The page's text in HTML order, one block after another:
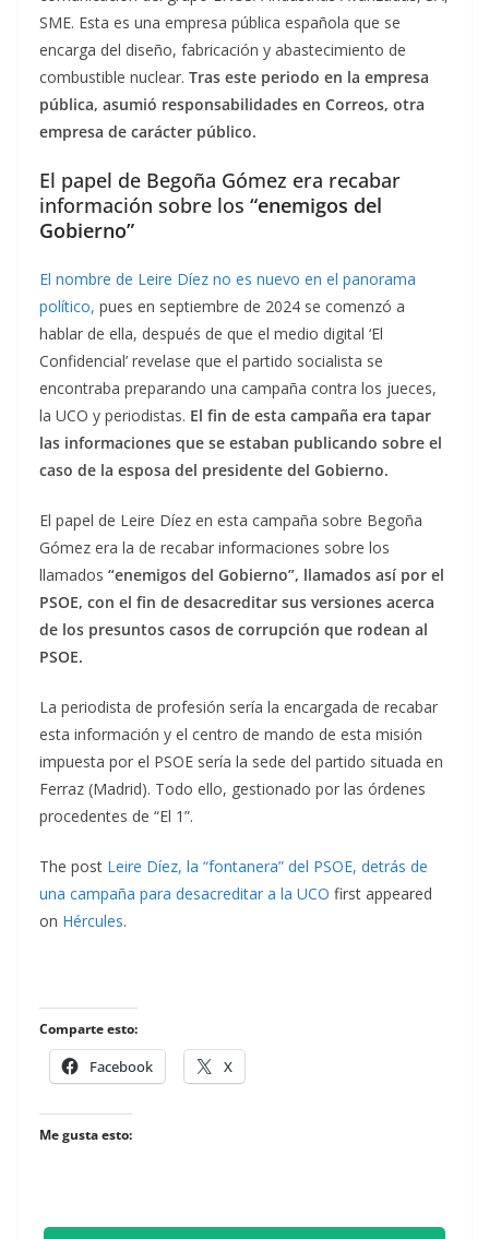
SME. Esta es una empresa pública española que se
encarga del diseño, fabricación y abastecimiento de
combustible nuclear. Tras este periodo en la empresa
pública, asumió responsabilidades en Correos, otra
empresa de carácter público.
El papel de Begoña Gómez era recabar
información sobre los “enemigos del
Gobierno”
El nombre de Leire Díez no es nuevo en el panorama
político, pues en septiembre de 2024 se comenzó a
hablar de ella, después de que el medio digital ‘El
Confidencial’ revelase que el partido socialista se
encontraba preparando una campaña contra los jueces,
la UCO y periodistas. El fin de esta campaña era tapar
las informaciones que se estaban publicando sobre el
caso de la esposa del presidente del Gobierno.
El papel de Leire Díez en esta campaña sobre Begoña
Gómez era la de recabar informaciones sobre los
llamados “enemigos del Gobierno”, llamados así por el
PSOE, con el fin de desacreditar sus versiones acerca
de los presuntos casos de corrupción que rodean al
PSOE.
La periodista de profesión sería la encargada de recabar
esta información y el centro de mando de esta misión
impuesta por el PSOE sería la sede del partido situada en
Ferraz (Madrid). Todo ello, gestionado por las órdenes
procedentes de “El 1”.
The post Leire Díez, la “fontanera” del PSOE, detrás de
una campaña para desacreditar a la UCO first appeared
on Hércules.
Comparte esto:
Facebook X
Me gusta esto: